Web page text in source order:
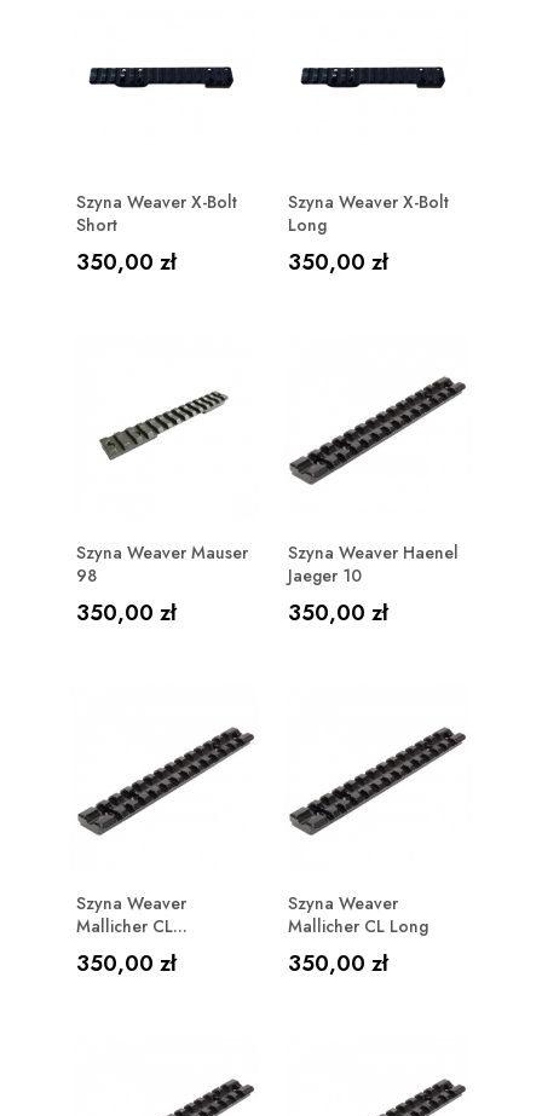
Szyna Weaver X-Bolt
Short
Cena
350,00 zł
Szyna Weaver X-Bolt
Long
Cena
350,00 zł
Szyna Weaver Mauser
98
Cena
350,00 zł
Szyna Weaver Haenel
Jaeger 10
Cena
350,00 zł
Szyna Weaver
Mallicher CL...
Cena
350,00 zł
Szyna Weaver
Mallicher CL Long
Cena
350,00 zł